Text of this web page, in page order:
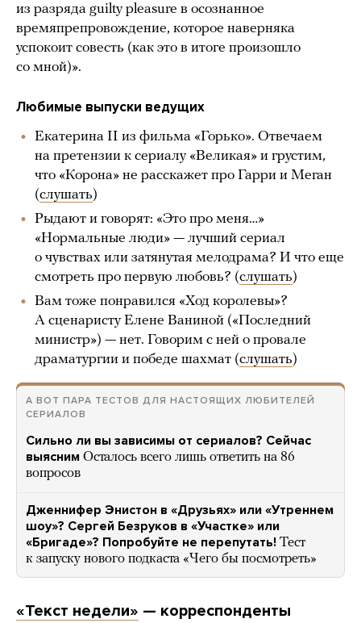
из разряда guilty pleasure в осознанное
времяпрепровождение, которое наверняка
успокоит совесть (как это в итоге произошло
со мной)».
Любимые выпуски ведущих
Екатерина II из фильма «Горько». Отвечаем
на претензии к сериалу «Великая» и грустим,
что «Корона» не расскажет про Гарри и Меган
(слушать)
Рыдают и говорят: «Это про меня…»
«Нормальные люди» — лучший сериал
о чувствах или затянутая мелодрама? И что еще
смотреть про первую любовь? (слушать)
Вам тоже понравился «Ход королевы»?
А сценаристу Елене Ваниной («Последний
министр») — нет. Говорим с ней о провале
драматургии и победе шахмат (слушать)
А ВОТ ПАРА ТЕСТОВ ДЛЯ НАСТОЯЩИХ ЛЮБИТЕЛЕЙ
СЕРИАЛОВ
Сильно ли вы зависимы от сериалов? Сейчас
выясним Осталось всего лишь ответить на 86
вопросов
Дженнифер Энистон в «Друзьях» или «Утреннем
шоу»? Сергей Безруков в «Участке» или
«Бригаде»? Попробуйте не перепутать! Тест
к запуску нового подкаста «Чего бы посмотреть»
«Текст недели» — корреспонденты